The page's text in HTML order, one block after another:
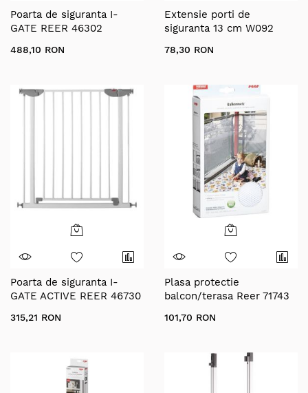
Poarta de siguranta I-
GATE REER 46302
488,10 RON
Extensie porti de
siguranta 13 cm W092
78,30 RON
Poarta de siguranta I-
GATE ACTIVE REER 46730
315,21 RON
Plasa protectie
balcon/terasa Reer 71743
101,70 RON